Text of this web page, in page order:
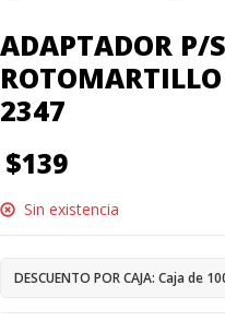
ADAPTADOR P/
2347
$139
Sin existencia
DESCUENTO POR CAJA: Caja de